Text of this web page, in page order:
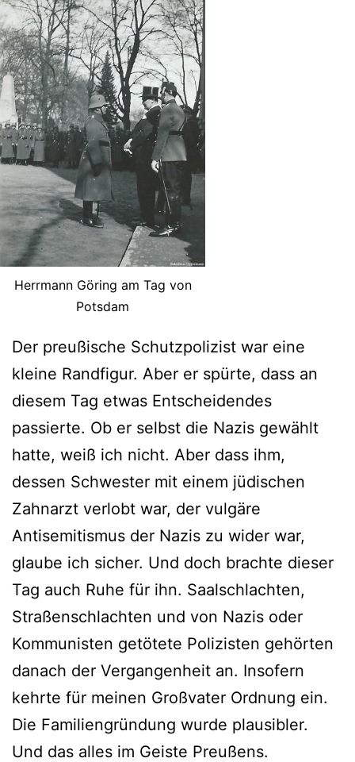
Herrmann Göring am Tag von
Potsdam
Der preußische Schutzpolizist war eine
kleine Randfigur. Aber er spürte, dass an
diesem Tag etwas Entscheidendes
passierte. Ob er selbst die Nazis gewählt
hatte, weiß ich nicht. Aber dass ihm,
dessen Schwester mit einem jüdischen
Zahnarzt verlobt war, der vulgäre
Antisemitismus der Nazis zu wider war,
glaube ich sicher. Und doch brachte dieser
Tag auch Ruhe für ihn. Saalschlachten,
Straßenschlachten und von Nazis oder
Kommunisten getötete Polizisten gehörten
danach der Vergangenheit an. Insofern
kehrte für meinen Großvater Ordnung ein.
Die Familiengründung wurde plausibler.
Und das alles im Geiste Preußens.